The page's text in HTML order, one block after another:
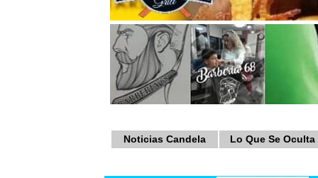
Noticias Candela Lo Que Se Oculta